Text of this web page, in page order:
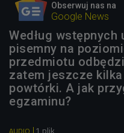
Obserwuj nas na
Google News
Według
pisemny na
przedmiotu
zatem jeszcze
powtórki. A jak
egzaminu?
1 plik